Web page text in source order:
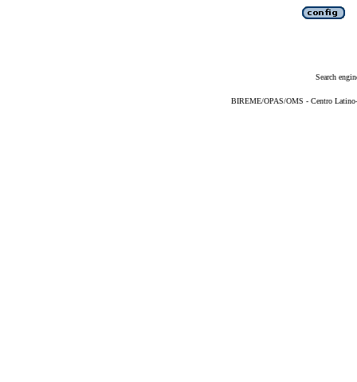
Search
BIREME/OPAS/OMS - Centro Latino-